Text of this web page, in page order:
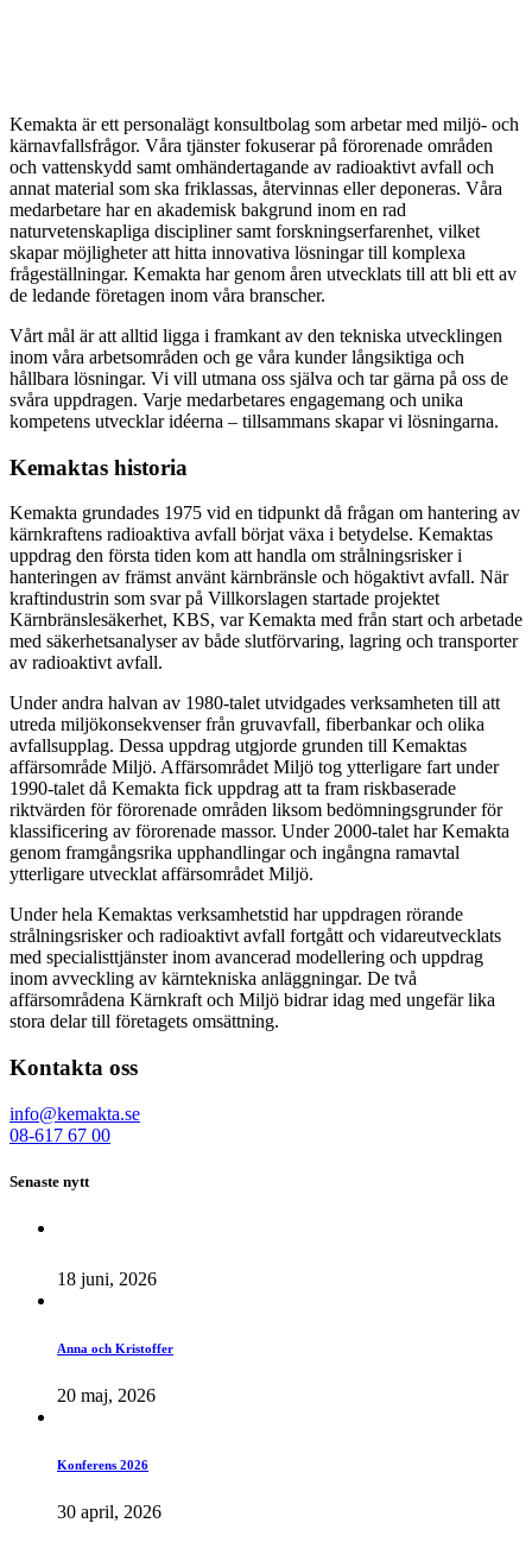
Kemakta är ett personalägt konsultbolag som arbetar med miljö- och
kärnavfallsfrågor. Våra tjänster fokuserar på förorenade områden
och vattenskydd samt omhändertagande av radioaktivt avfall och
annat material som ska friklassas, återvinnas eller deponeras. Våra
medarbetare har en akademisk bakgrund inom en rad
naturvetenskapliga discipliner samt forskningserfarenhet, vilket
skapar möjligheter att hitta innovativa lösningar till komplexa
frågeställningar. Kemakta har genom åren utvecklats till att bli ett av
de ledande företagen inom våra branscher.
Vårt mål är att alltid ligga i framkant av den tekniska utvecklingen
inom våra arbetsområden och ge våra kunder långsiktiga och
hållbara lösningar. Vi vill utmana oss själva och tar gärna på oss de
svåra uppdragen. Varje medarbetares engagemang och unika
kompetens utvecklar idéerna – tillsammans skapar vi lösningarna.
Kemaktas historia
Kemakta grundades 1975 vid en tidpunkt då frågan om hantering av
kärnkraftens radioaktiva avfall börjat växa i betydelse. Kemaktas
uppdrag den första tiden kom att handla om strålningsrisker i
hanteringen av främst använt kärnbränsle och högaktivt avfall. När
kraftindustrin som svar på Villkorslagen startade projektet
Kärnbränslesäkerhet, KBS, var Kemakta med från start och arbetade
med säkerhetsanalyser av både slutförvaring, lagring och transporter
av radioaktivt avfall.
Under andra halvan av 1980-talet utvidgades verksamheten till att
utreda miljökonsekvenser från gruvavfall, fiberbankar och olika
avfallsupplag. Dessa uppdrag utgjorde grunden till Kemaktas
affärsområde Miljö. Affärsområdet Miljö tog ytterligare fart under
1990-talet då Kemakta fick uppdrag att ta fram riskbaserade
riktvärden för förorenade områden liksom bedömningsgrunder för
klassificering av förorenade massor. Under 2000-talet har Kemakta
genom framgångsrika upphandlingar och ingångna ramavtal
ytterligare utvecklat affärsområdet Miljö.
Under hela Kemaktas verksamhetstid har uppdragen rörande
strålningsrisker och radioaktivt avfall fortgått och vidareutvecklats
med specialisttjänster inom avancerad modellering och uppdrag
inom avveckling av kärntekniska anläggningar. De två
affärsområdena Kärnkraft och Miljö bidrar idag med ungefär lika
stora delar till företagets omsättning.
Kontakta oss
info@kemakta.se
08-617 67 00
Senaste nytt
18 juni, 2026
Anna och Kristoffer
20 maj, 2026
Konferens 2026
30 april, 2026